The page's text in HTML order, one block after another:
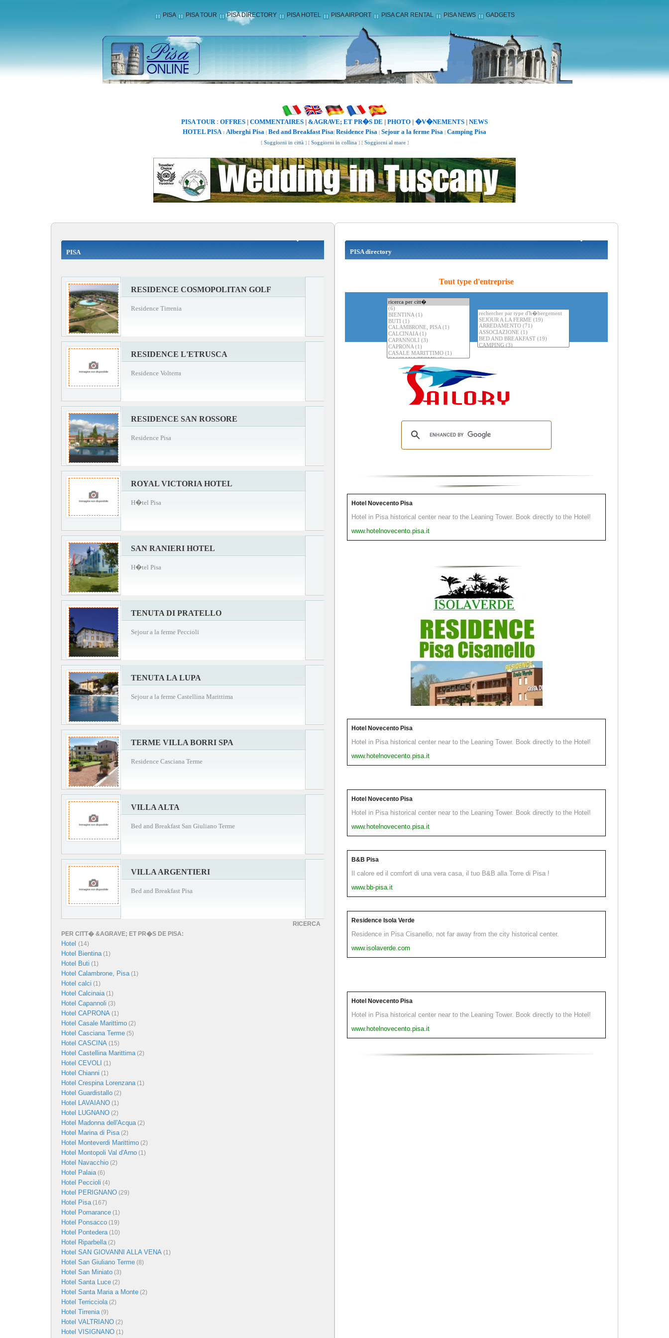
PISA PISA TOUR PISA DIRECTORY PISA HOTEL PISA AIRPORT PISA CAR RENTAL PISA NEWS GADGETS
PISA TOUR: OFFRES COMMENTAIRES &AGRAVE; ET PR�S DE PHOTO �V�NEMENTS NEWS
HOTEL PISA : Alberghi Pisa | Bed and Breakfast Pisa| Residence Pisa | Sejour a la ferme Pisa | Camping Pisa
[ Soggiorni in città] [ Soggiorni in collina] [ Soggiorni al mare]
PISA
RESIDENCE COSMOPOLITAN GOLF
Residence Tirrenia
RESIDENCE L'ETRUSCA
Residence Volterra
RESIDENCE SAN ROSSORE
Residence Pisa
ROYAL VICTORIA HOTEL
H�tel Pisa
SAN RANIERI HOTEL
H�tel Pisa
TENUTA DI PRATELLO
Sejour a la ferme Peccioli
TENUTA LA LUPA
Sejour a la ferme Castellina Marittima
TERME VILLA BORRI SPA
Residence Casciana Terme
VILLA ALTA
Bed and Breakfast San Giuliano Terme
VILLA ARGENTIERI
Bed and Breakfast Pisa
RICERCA
PER CITT� &AGRAVE; ET PR�S DE PISA:
Hotel (14)
Hotel Bientina(1)
Hotel Buti (1)
Hotel Calambrone, Pisa(1)
Hotel calci (1)
Hotel Calcinaia(1)
Hotel Capannoli (3)
Hotel CAPRONA (1)
Hotel Casale Marittimo (2)
Hotel Casciana Terme (5)
Hotel CASCINA (15)
Hotel Castellina Marittima(2)
Hotel CEVOLI (1)
Hotel Chianni (1)
Hotel Crespina Lorenzana(1)
Hotel Guardistallo (2)
Hotel LAVAIANO (1)
Hotel LUGNANO (2)
Hotel Madonna dell'Acqua(2)
Hotel Marina di Pisa(2)
Hotel Monteverdi Marittimo (2)
Hotel Montopoli Val d'Arno (1)
Hotel Navacchio (2)
Hotel Palaia(6)
Hotel Peccioli (4)
Hotel PERIGNANO (29)
Hotel Pisa(167)
Hotel Pomarance (1)
Hotel Ponsacco (19)
Hotel Pontedera(10)
Hotel Riparbella(2)
Hotel SAN GIOVANNI ALLA VENA (1)
Hotel San Giuliano Terme (8)
Hotel San Miniato (3)
Hotel Santa Luce (2)
Hotel Santa Maria a Monte (2)
Hotel Terricciola(2)
Hotel Tirrenia(9)
Hotel VALTRIANO (2)
Hotel VISIGNANO (1)
PISA directory
Tout type d'entreprise
Hotel Novecento Pisa
Hotel in Pisa historical center near to the Leaning Tower. Book directly to the Hotel!
www.hotelnovecento.pisa.it
Hotel Novecento Pisa
Hotel in Pisa historical center near to the Leaning Tower. Book directly to the Hotel!
www.hotelnovecento.pisa.it
Hotel Novecento Pisa
Hotel in Pisa historical center near to the Leaning Tower. Book directly to the Hotel!
www.hotelnovecento.pisa.it
B&B Pisa
Il calore ed il comfort di una vera casa, il tuo B&B alla Torre di Pisa !
www.bb-pisa.it
Residence Isola Verde
Residence in Pisa Cisanello, not far away from the city historical center.
www.isolaverde.com
Hotel Novecento Pisa
Hotel in Pisa historical center near to the Leaning Tower. Book directly to the Hotel!
www.hotelnovecento.pisa.it